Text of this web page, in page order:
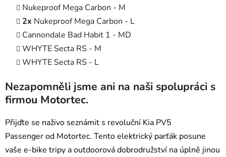
Nukeproof Mega Carbon - M
2x Nukeproof Mega Carbon - L
Cannondale Bad Habit 1 - MD
WHYTE Secta RS - M
WHYTE Secta RS - L
Nezapomněli jsme ani na naši spolupráci s
firmou Motortec.
Přijďte se naživo seznámit s revoluční Kia PV5
Passenger od Motortec. Tento elektrický parťák posune
vaše e-bike tripy a outdoorová dobrodružství na úplně jinou